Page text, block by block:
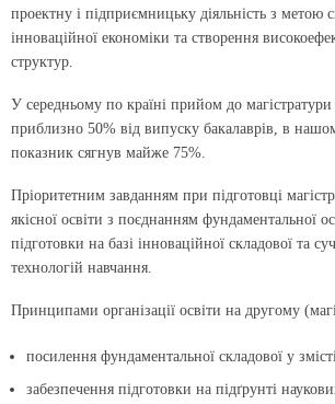
проектну і підприємницьку діяльність з метою
інноваційної економіки та створення
структур.
У середньому по країні прийом до
приблизно 50% від випуску бакалаврів, в
показник сягнув майже 75%.
Пріоритетним завданням при підготовці
якісної освіти з поєднанням фундаментальної
підготовки на базі інноваційної складової та
технологій навчання.
Принципами організації освіти на другому
посилення фундаментальної складової у
забезпечення підготовки на підґрунті